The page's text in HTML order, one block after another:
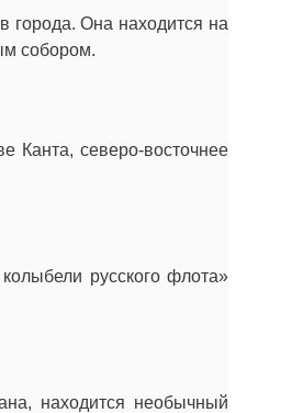
города. Она находится на
собором.
Канта, северо-восточнее
русского флота»
находится необычный